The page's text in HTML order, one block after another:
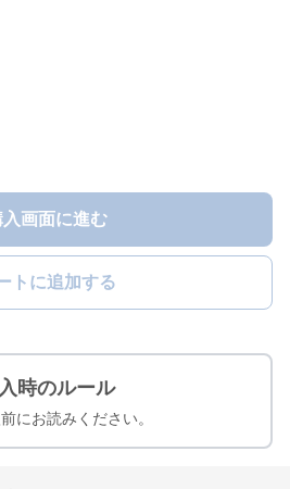
入画面に進む
トに追加する
時のルール
にお読みください。